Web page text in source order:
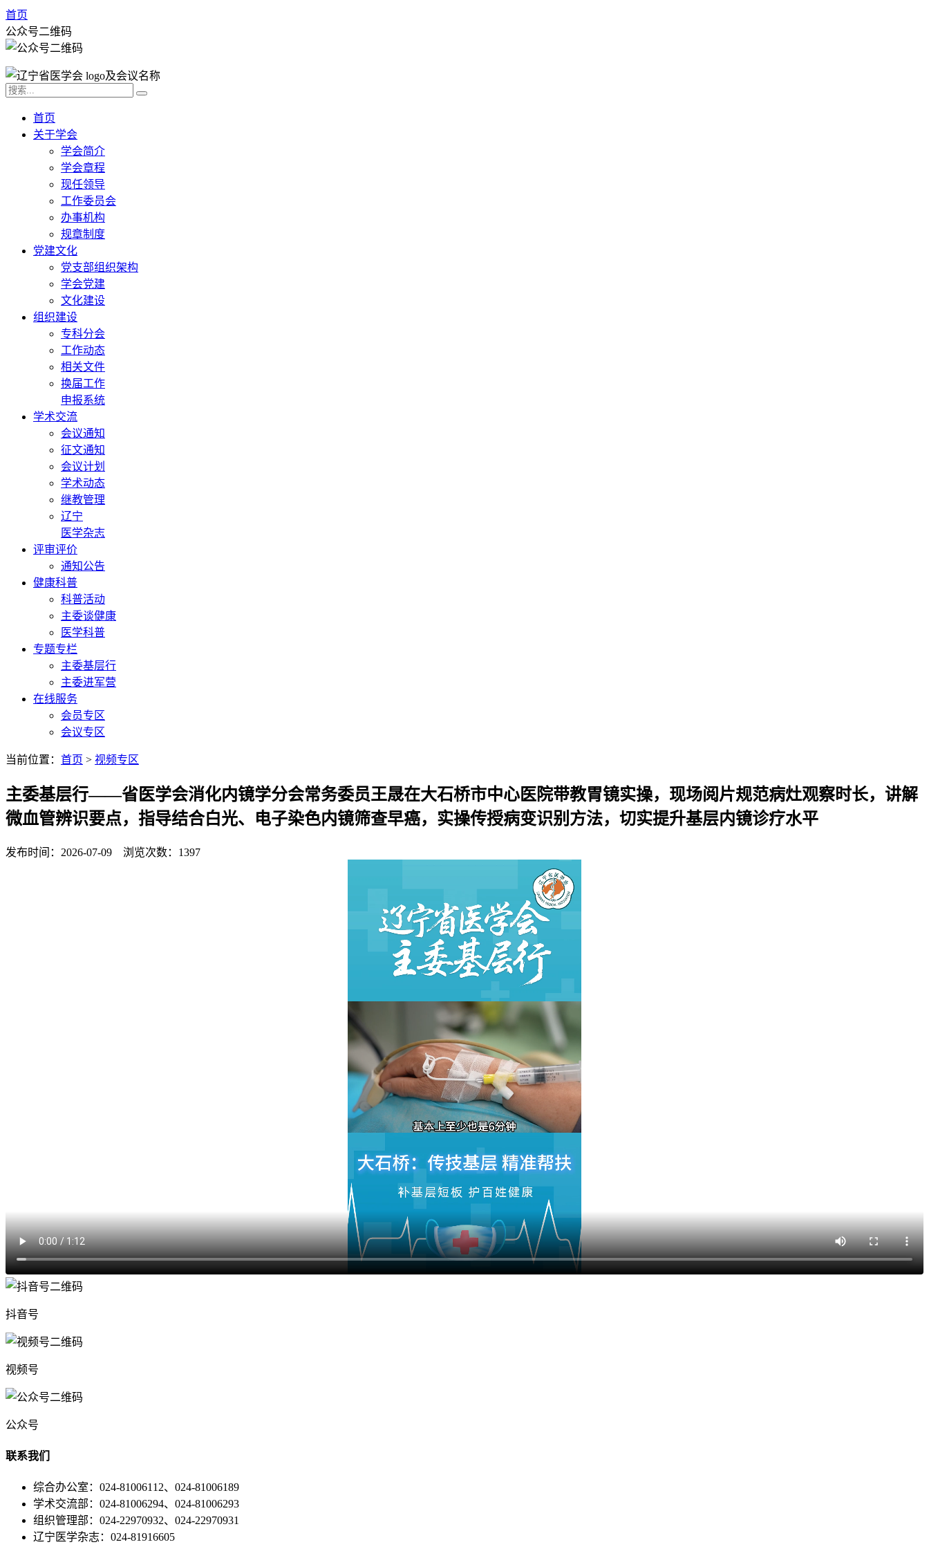
首页
公众号二维码
首页
关于学会
学会简介
学会章程
现任领导
工作委员会
办事机构
规章制度
党建文化
党支部组织架构
学会党建
文化建设
组织建设
专科分会
工作动态
相关文件
换届工作
申报系统
学术交流
会议通知
征文通知
会议计划
学术动态
继教管理
辽宁
医学杂志
评审评价
通知公告
健康科普
科普活动
主委谈健康
医学科普
专题专栏
主委基层行
主委进军营
在线服务
会员专区
会议专区
当前位置： 首页 > 视频专区
主委基层行——省医学会消化内镜学分会常务委员王晟在大石桥市中心医院带教胃镜实操，现场阅片规范病灶观察时长，讲解
微血管辨识要点，指导结合白光、电子染色内镜筛查早癌，实操传授病变识别方法，切实提升基层内镜诊疗水平
发布时间：2026-07-09 浏览次数：1397
抖音号
视频号
公众号
联系我们
综合办公室：024-81006112、024-81006189
学术交流部：024-81006294、024-81006293
组织管理部：024-22970932、024-22970931
辽宁医学杂志：024-81916605